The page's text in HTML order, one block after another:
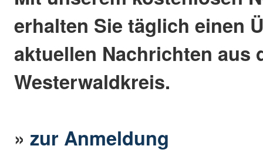
erhalten Sie täglich einen
aktuellen Nachrichten aus
Westerwaldkreis.
»zur Anmeldung